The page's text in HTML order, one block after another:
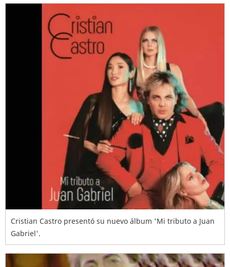
Cristian Castro presentó su nuevo álbum 'Mi tributo a Juan
Gabriel'.